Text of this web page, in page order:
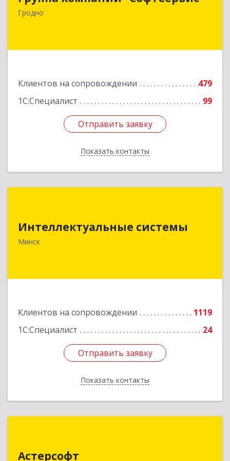
Гродно
Клиентов на сопровождении
479
1С:Специалист
99
Отправить заявку
Показать контакты
Отправить заявку
Назад
Интеллектуальные системы
Минск
Клиентов на сопровождении
1119
1С:Специалист
24
Отправить заявку
Показать контакты
220073, г.Минск, ул. Пинская, д. 28А, пом.26
Отправить заявку
Назад
АстерсофтРеспублика Беларусь, г. Минск, ул. М.